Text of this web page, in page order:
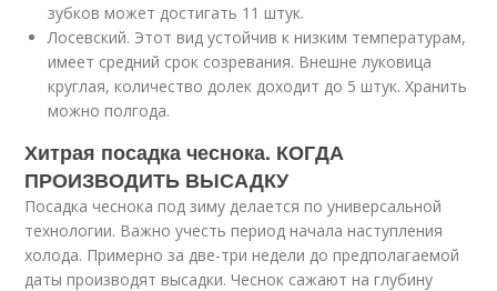
зубков может достигать 11 штук.
Лосевский. Этот вид устойчив к низким температурам,
имеет средний срок созревания. Внешне луковица
круглая, количество долек доходит до 5 штук. Хранить
можно полгода.
Хитрая посадка чеснока. КОГДА
ПРОИЗВОДИТЬ ВЫСАДКУ
Посадка чеснока под зиму делается по универсальной
технологии. Важно учесть период начала наступления
холода. Примерно за две-три недели до предполагаемой
даты производят высадки. Чеснок сажают на глубину